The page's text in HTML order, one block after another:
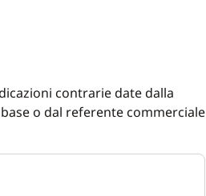
contrarie date dalla
o dal referente commerciale